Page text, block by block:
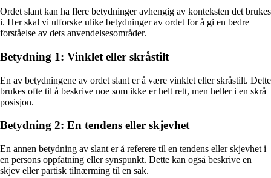
Ordet slant kan ha flere betydninger avhengig av konteksten det brukes
i. Her skal vi utforske ulike betydninger av ordet for å gi en bedre
forståelse av dets anvendelsesområder.
Betydning 1: Vinklet eller skråstilt
En av betydningene av ordet slant er å være vinklet eller skråstilt. Dette
brukes ofte til å beskrive noe som ikke er helt rett, men heller i en skrå
posisjon.
Betydning 2: En tendens eller skjevhet
En annen betydning av slant er å referere til en tendens eller skjevhet i
en persons oppfatning eller synspunkt. Dette kan også beskrive en
skjev eller partisk tilnærming til en sak.